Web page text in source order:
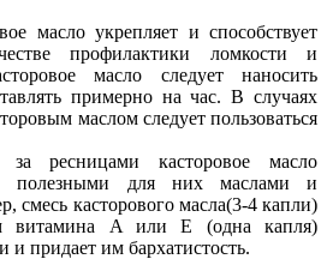
масло укрепляет и способствует
профилактики ломкости и
масло следует наносить
примерно на час. В случаях
маслом следует пользоваться
ресницами касторовое масло
полезными для них маслами и
смесь касторового масла(3-4 капли)
витамина A или E (одна капля)
и придает им бархатистость.